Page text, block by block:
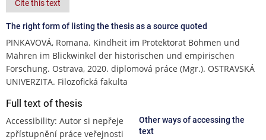
Cite this text
The right form of listing the thesis as a source quoted
PINKAVOVÁ, Romana. Kindheit im Protektorat Böhmen und
Mähren im Blickwinkel der historischen und empirischen
Forschung. Ostrava, 2020. diplomová práce (Mgr.). OSTRAVSKÁ
UNIVERZITA. Filozofická fakulta
Full text of thesis
Accessibility: Autor si nepřeje
zpřístupnění práce veřejnosti
Other ways of accessing the
text